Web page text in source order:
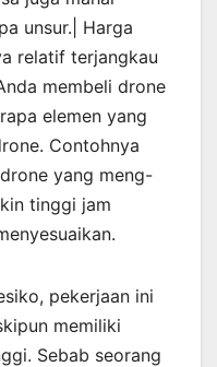
unsur.| Harga
relatif terjangkau
membeli drone
elemen yang
Contohnya
yang meng-
tinggi jam
pekerjaan ini
memiliki
Sebab seorang